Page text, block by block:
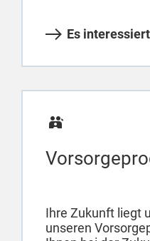
Es
Ihre Zukunft liegt
unseren